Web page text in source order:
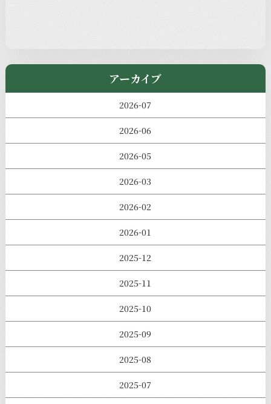
アーカイブ
2026-07
2026-06
2026-05
2026-03
2026-02
2026-01
2025-12
2025-11
2025-10
2025-09
2025-08
2025-07